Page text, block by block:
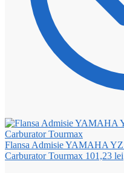
Flansa Admisie YAMAHA
Carburator Tourmax 101,23 lei